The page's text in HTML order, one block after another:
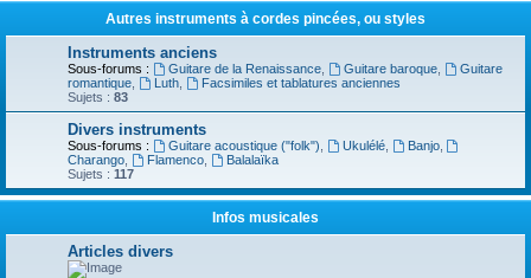
Autres instruments à cordes pincées, ou styles
Instruments anciens
Sous-forums : Guitare de la Renaissance, Guitare baroque,
Guitare
romantique
Luth,
Facsimiles et tablatures anciennes
Sujets : 83
Divers instruments
Sous-forums : Guitare acoustique ("folk") Ukulélé, Banjo,
Charango
Flamenco,
Balalaïka
Sujets : 117
Infos musicales
Articles divers